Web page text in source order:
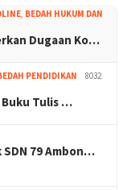
, BEDAH HUKUM DAN
Dugaan Ko…
PENDIDIKAN
8032
Tulis …
SDN 79 Ambon…